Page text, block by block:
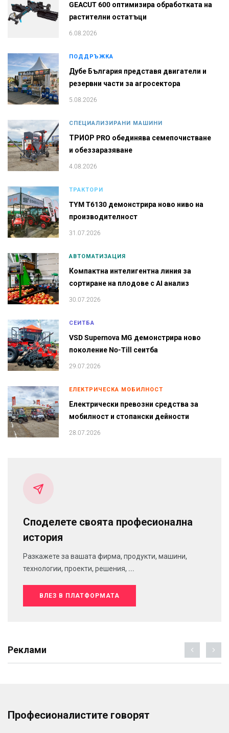
GEACUT 600 оптимизира обработката на
растителни остатъци
6.08.2026
ПОДДРЪЖКА
Дубе България представя двигатели и
резервни части за агросектора
5.08.2026
СПЕЦИАЛИЗИРАНИ МАШИНИ
ТРИОР PRO обединява семепочистване
и обеззаразяване
4.08.2026
ТРАКТОРИ
TYM T6130 демонстрира ново ниво на
производителност
31.07.2026
АВТОМАТИЗАЦИЯ
Компактна интелигентна линия за
сортиране на плодове с AI анализ
30.07.2026
СЕИТБА
VSD Supernova MG демонстрира ново
поколение No-Till сеитба
29.07.2026
ЕЛЕКТРИЧЕСКА МОБИЛНОСТ
Електрически превозни средства за
мобилност и стопански дейности
28.07.2026
Споделете своята професионална
история
Разкажете за вашата фирма, продукти, машини,
технологии, проекти, решения, ...
ВЛЕЗ В ПЛАТФОРМАТА
Реклами
Професионалистите говорят